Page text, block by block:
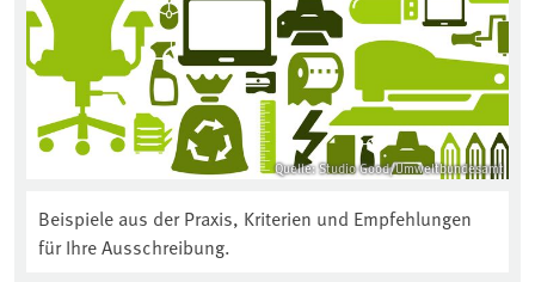
Quelle: Studio Good/Umweltbundesamt
Beispiele aus der Praxis, Kriterien und Empfehlungen
für Ihre Ausschreibung.